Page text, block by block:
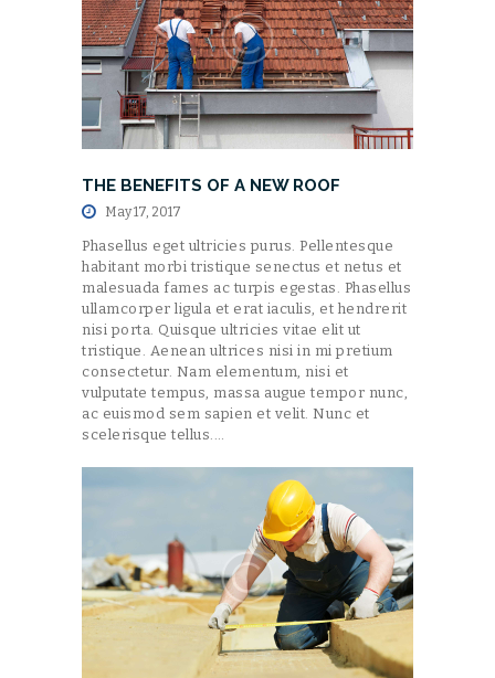
THE BENEFITS OF A NEW ROOF
May 17, 2017
Phasellus eget ultricies purus. Pellentesque
habitant morbi tristique senectus et netus et
malesuada fames ac turpis egestas. Phasellus
ullamcorper ligula et erat iaculis, et hendrerit
nisi porta. Quisque ultricies vitae elit ut
tristique. Aenean ultrices nisi in mi pretium
consectetur. Nam elementum, nisi et
vulputate tempus, massa augue tempor nunc,
ac euismod sem sapien et velit. Nunc et
scelerisque tellus.…